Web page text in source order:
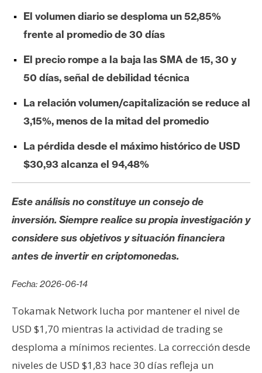
A
á
l
s
i
t
a
s
d
e
P
e
n
s
a
El volumen diario se desploma un 52,85%
frente al promedio de 30 días
El precio rompe a la baja las SMA de 15, 30 y
50 días, señal de debilidad técnica
La relación volumen/capitalización se reduce al
3,15%, menos de la mitad del promedio
La pérdida desde el máximo histórico de USD
$30,93 alcanza el 94,48%
Este análisis no constituye un consejo de
inversión. Siempre realice su propia investigación y
considere sus objetivos y situación financiera
antes de invertir en criptomonedas.
Fecha: 2026-06-14
Tokamak Network lucha por mantener el nivel de
USD $1,70 mientras la actividad de trading se
desploma a mínimos recientes. La corrección desde
niveles de USD $1,83 hace 30 días refleja un